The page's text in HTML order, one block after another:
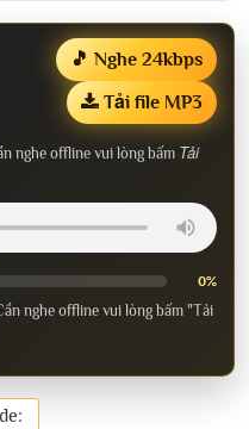
🎵 Nghe 24kbps
Tải file MP3
nghe offline vui lòng bấm Tải
0%
nghe offline vui lòng bấm "Tải